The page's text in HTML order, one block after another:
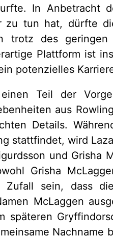
In Anbetracht
zu tun hat, dürfte
trotz des
Plattform ist
potenzielles
Teil der
aus
Details.
stattfindet, wird
und Grisha
Grisha
sein, dass
McLaggen
späteren
Nachname